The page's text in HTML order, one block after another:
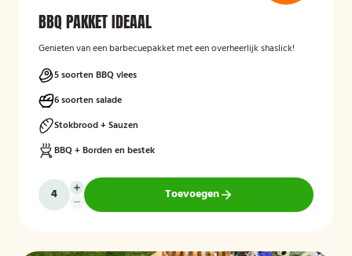
BBQ PAKKET IDEAAL
Genieten van een barbecuepakket met een overheerlijk shaslick!
5 soorten BBQ vlees
6 soorten salade
Stokbrood + Sauzen
BBQ + Borden en bestek
Toevoegen